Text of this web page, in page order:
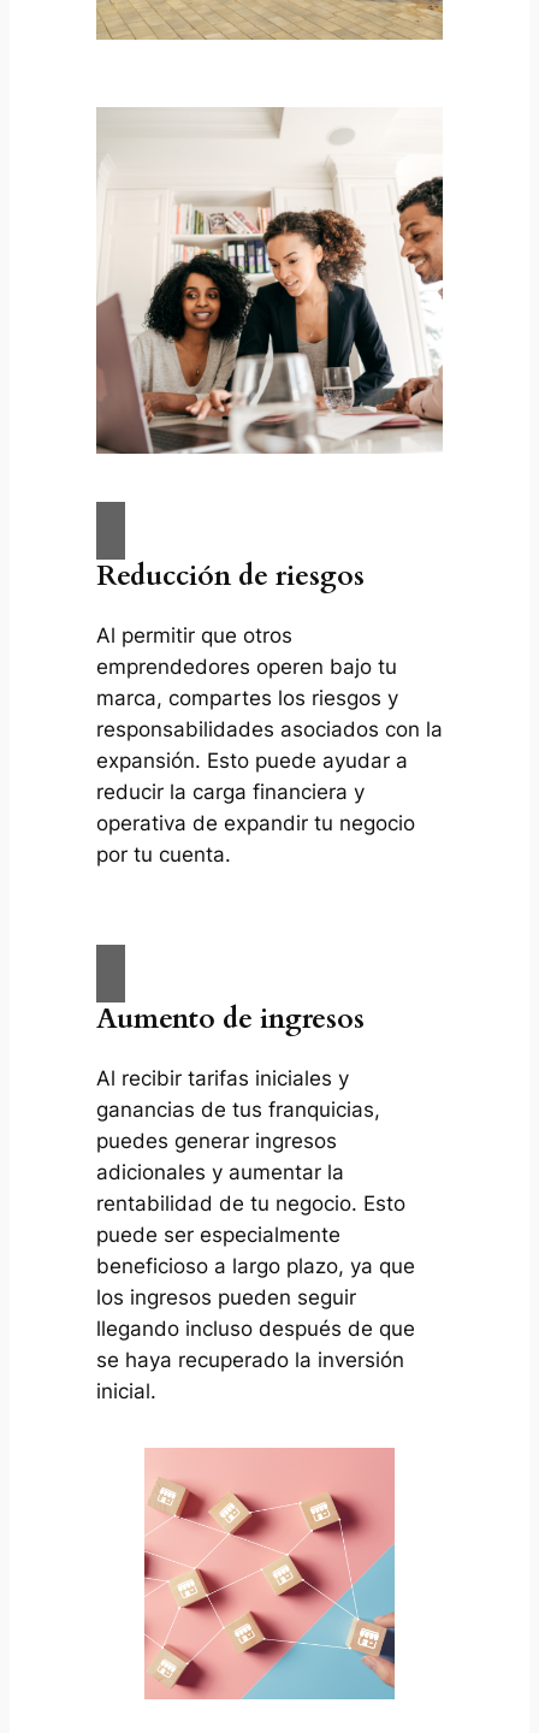
Reducción de riesgos
Al permitir que otros
emprendedores operen bajo tu
marca, compartes los riesgos y
responsabilidades asociados con la
expansión. Esto puede ayudar a
reducir la carga financiera y
operativa de expandir tu negocio
por tu cuenta.
Aumento de ingresos
Al recibir tarifas iniciales y
ganancias de tus franquicias,
puedes generar ingresos
adicionales y aumentar la
rentabilidad de tu negocio. Esto
puede ser especialmente
beneficioso a largo plazo, ya que
los ingresos pueden seguir
llegando incluso después de que
se haya recuperado la inversión
inicial.